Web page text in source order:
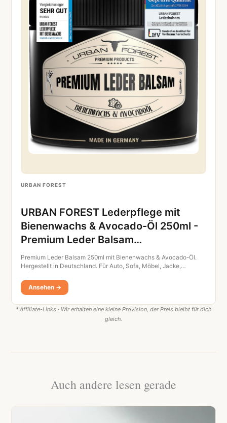
URBAN FOREST
URBAN FOREST Lederpflege mit
Bienenwachs & Avocado-Öl 250ml -
Premium Leder Balsam…
Premium Leder Balsam 250ml mit Bienenwachs & Avocado-Öl.
Hergestellt in Deutschland. Für Auto, Sofa, Möbel, Jacke,…
Ansehen →
* Affiliate-Links · Wir erhalten eine kleine Provision, der Preis bleibt für dich
gleich.
Auch andere lesen gerade